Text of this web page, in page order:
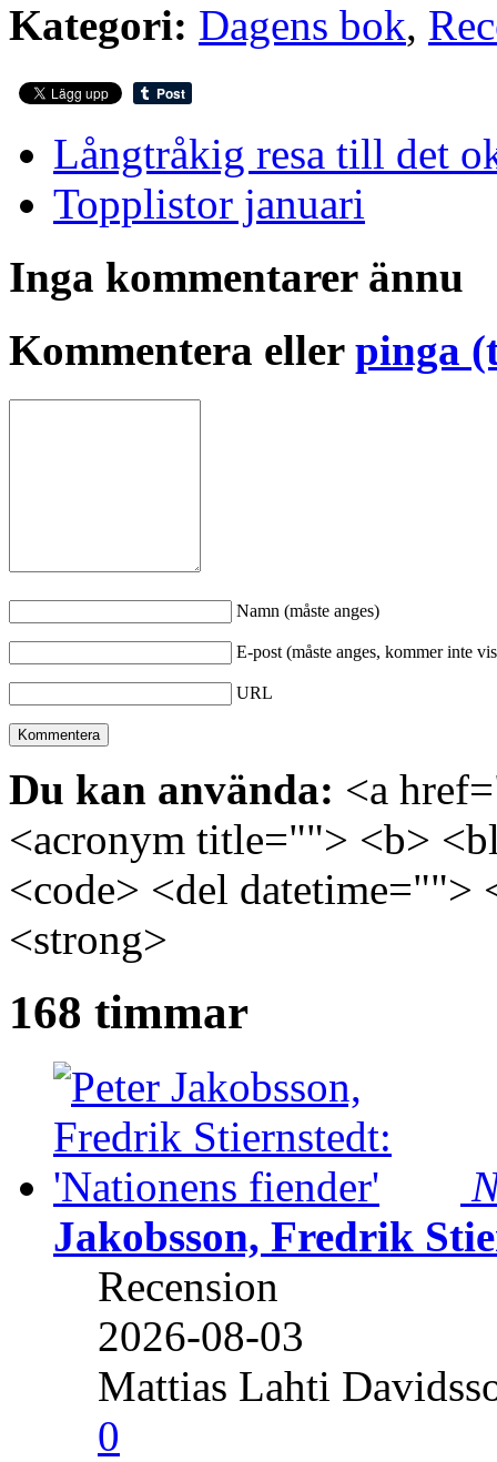
Kategori: Dagens bok,
Långtråkig resa till det
Topplistor januari
Inga kommentarer ännu
Kommentera eller pinga
Namn (måste anges)
E-post (måste anges, kommer inte
URL
Du kan använda: <a
<acronym title=""> <b>
<code> <del
<strong>
168 timmar
Jakobsson, Fredrik
Recension
2026-08-03
Mattias Lahti
0